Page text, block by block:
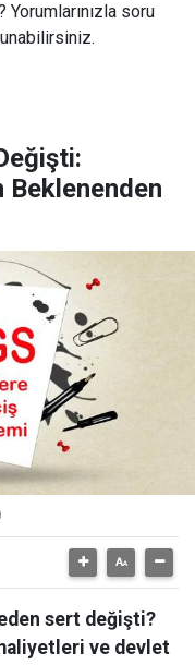
soru
sert değişti?
ve devlet